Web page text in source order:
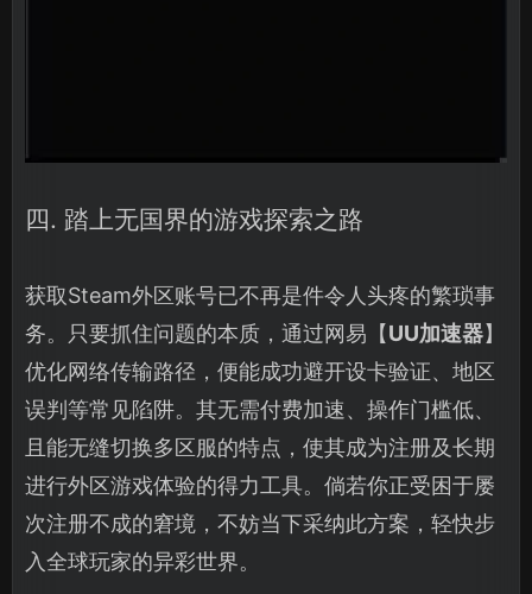
四. 踏上无国界的游戏探索之路
获取Steam外区账号已不再是件令人头疼的繁琐事
务。只要抓住问题的本质，通过网易【UU加速器】
优化网络传输路径，便能成功避开设卡验证、地区
误判等常见陷阱。其无需付费加速、操作门槛低、
且能无缝切换多区服的特点，使其成为注册及长期
进行外区游戏体验的得力工具。倘若你正受困于屡
次注册不成的窘境，不妨当下采纳此方案，轻快步
入全球玩家的异彩世界。